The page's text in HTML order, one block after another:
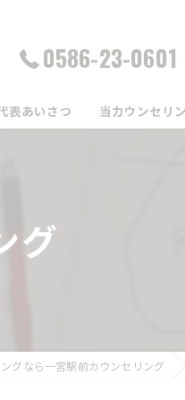
0586-23-0601
表あいさつ 当カウンセリ
グ
グなら一宮駅前カウンセリング